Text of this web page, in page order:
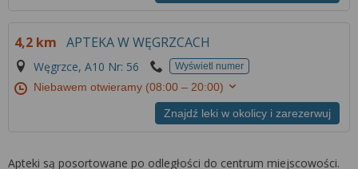
4,2 km APTEKA W WĘGRZCACH
Węgrzce, A10 Nr: 56 Wyświetl numer
Niebawem otwieramy (08:00 – 20:00)
Znajdź leki w okolicy i zarezerwuj
Apteki są posortowane po odległości do centrum miejscowości.